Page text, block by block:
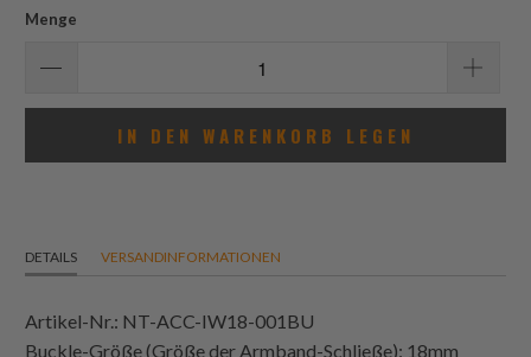
Menge
IN DEN WARENKORB LEGEN
DETAILS VERSANDINFORMATIONEN
Artikel-Nr.: NT-ACC-IW18-001BU
Buckle-Größe (Größe der Armband-Schließe): 18mm